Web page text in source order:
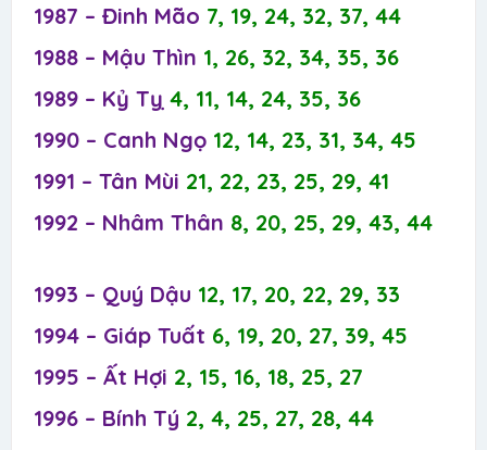
1987 – Đinh Mão 7, 19, 24, 32, 37, 44
1988 – Mậu Thìn 1, 26, 32, 34, 35, 36
1989 – Kỷ Tỵ 4, 11, 14, 24, 35, 36
1990 – Canh Ngọ 12, 14, 23, 31, 34, 45
1991 – Tân Mùi 21, 22, 23, 25, 29, 41
1992 – Nhâm Thân 8, 20, 25, 29, 43, 44
1993 – Quý Dậu 12, 17, 20, 22, 29, 33
1994 – Giáp Tuất 6, 19, 20, 27, 39, 45
1995 – Ất Hợi 2, 15, 16, 18, 25, 27
1996 – Bính Tý 2, 4, 25, 27, 28, 44